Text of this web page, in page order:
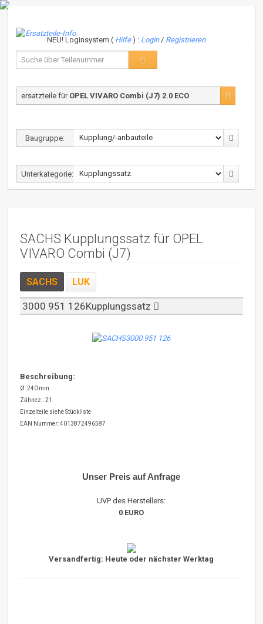
NEU! Loginsystem ( Hilfe) : Login / Registrieren
ersatzteile für OPEL VIVARO Combi (J7) 2.0 ECO
Baugruppe:
Unterkategorie:
SACHS Kupplungssatz für OPEL
VIVARO Combi (J7)
SACHS LUK
3000 951 126Kupplungssatz
Beschreibung:
Ø: 240 mm
Zähnez.: 21
Einzelteile siehe Stückliste
EAN Nummer: 4013872496587
Unser Preis auf Anfrage
UVP des Herstellers:
0 EURO
Versandfertig: Heute oder nächster Werktag